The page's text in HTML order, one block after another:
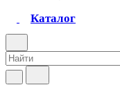
Каталог